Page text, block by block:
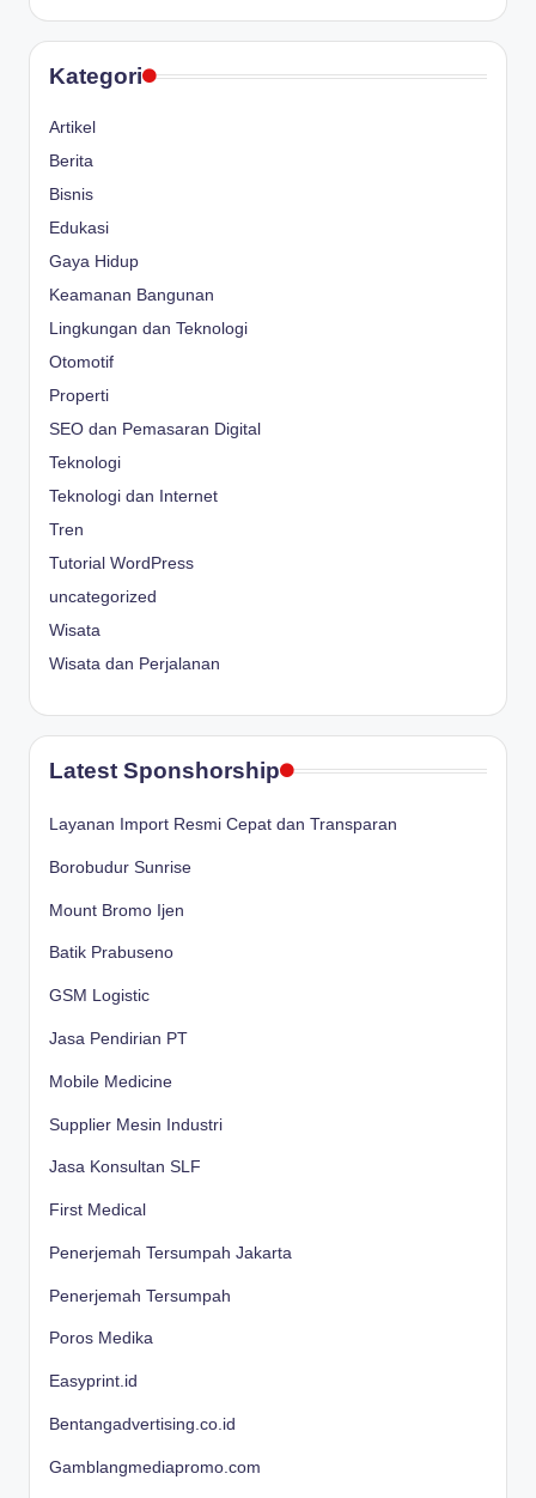
Kategori
Artikel
Berita
Bisnis
Edukasi
Gaya Hidup
Keamanan Bangunan
Lingkungan dan Teknologi
Otomotif
Properti
SEO dan Pemasaran Digital
Teknologi
Teknologi dan Internet
Tren
Tutorial WordPress
uncategorized
Wisata
Wisata dan Perjalanan
Latest Sponshorship
Layanan Import Resmi Cepat dan Transparan
Borobudur Sunrise
Mount Bromo Ijen
Batik Prabuseno
GSM Logistic
Jasa Pendirian PT
Mobile Medicine
Supplier Mesin Industri
Jasa Konsultan SLF
First Medical
Penerjemah Tersumpah Jakarta
Penerjemah Tersumpah
Poros Medika
Easyprint.id
Bentangadvertising.co.id
Gamblangmediapromo.com